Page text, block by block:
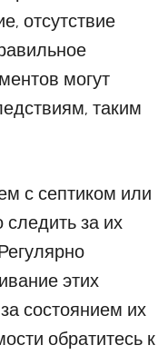
отсутствие
могут
таким
с септиком или
за их
этих
состоянием их
обратитесь к